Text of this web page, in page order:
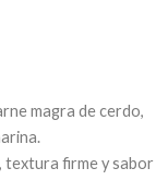
magra de cerdo,
textura firme y sabor